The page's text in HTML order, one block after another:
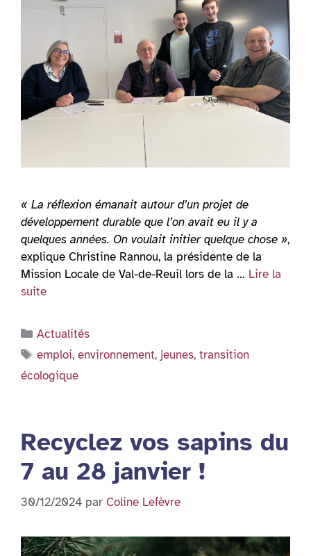
« La réflexion émanait autour d’un projet de
développement durable que l’on avait eu il y a
quelques années. On voulait initier quelque chose »,
explique Christine Rannou, la présidente de la
Mission Locale de Val-de-Reuil lors de la … Lire la
suite
Catégories
Actualités
Étiquettes
emploi,environnement, jeunes,transition
écologique
Recyclez vos sapins du
7 au 28 janvier !
30/12/2024 par Coline Lefèvre